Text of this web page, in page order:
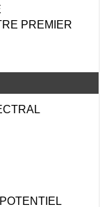
PREMIER